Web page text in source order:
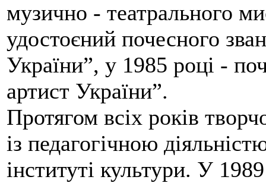
музично - театрального
удостоєний почесного
України”, у 1985 році -
артист України”.
Протягом всіх років
із педагогічною
інституті культури. У